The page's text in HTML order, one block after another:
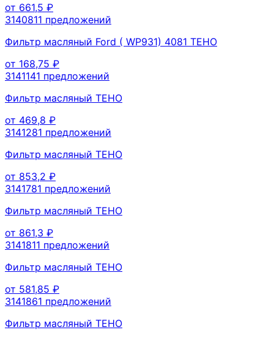
от 661,5 ₽
3140811 предложений
Фильтр масляный Ford ( WP931) 4081 TEHO
от 168,75 ₽
3141141 предложений
Фильтр масляный TEHO
от 469,8 ₽
3141281 предложений
Фильтр масляный TEHO
от 853,2 ₽
3141781 предложений
Фильтр масляный TEHO
от 861,3 ₽
3141811 предложений
Фильтр масляный TEHO
от 581,85 ₽
3141861 предложений
Фильтр масляный TEHO